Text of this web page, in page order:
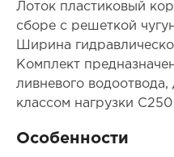
Лоток пластиковый
сборе с решеткой
Ширина
Комплект
ливневого
классом нагрузки
Особенности